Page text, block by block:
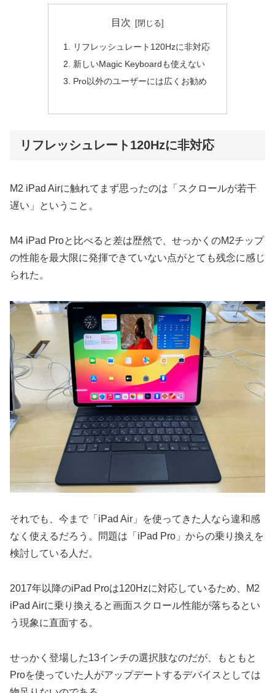
目次
リフレッシュレート120Hzに非対応
新しいMagic Keyboardも使えない
Pro以外のユーザーには広くお勧め
リフレッシュレート120Hzに非対応
M2 iPad Airに触れてまず思ったのは「スクロールが若干
遅い」ということ。
M4 iPad Proと比べると差は歴然で、せっかくのM2チップ
の性能を最大限に発揮できていない点がとても残念に感じ
られた。
それでも、今まで「iPad Air」を使ってきた人なら違和感
なく使えるだろう。問題は「iPad Pro」からの乗り換えを
検討している人だ。
2017年以降のiPad Proは120Hzに対応しているため、M2
iPad Airに乗り換えると画面スクロール性能が落ちるとい
う現象に直面する。
せっかく登場した13インチの選択肢なのだが、もともと
Proを使っていた人がアップデートするデバイスとしては